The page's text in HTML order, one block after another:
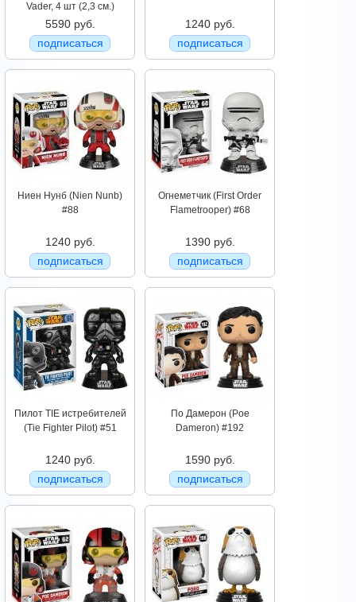
Vader, 4 шт (2,3 см.)
5590 руб.
подписаться
1240 руб.
подписаться
Ниен Нунб (Nien Nunb)
#88
1240 руб.
подписаться
Огнеметчик (First Order
Flametrooper) #68
1390 руб.
подписаться
Пилот TIE истребителей
(Tie Fighter Pilot) #51
1240 руб.
подписаться
По Дамерон (Poe
Dameron) #192
1590 руб.
подписаться